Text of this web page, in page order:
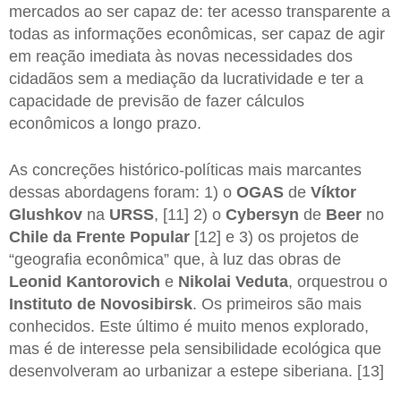
mercados ao ser capaz de: ter acesso transparente a
todas as informações econômicas, ser capaz de agir
em reação imediata às novas necessidades dos
cidadãos sem a mediação da lucratividade e ter a
capacidade de previsão de fazer cálculos
econômicos a longo prazo.
As concreções histórico-políticas mais marcantes
dessas abordagens foram: 1) o OGAS de Víktor
Glushkov na URSS, [11] 2) o Cybersyn de Beer no
Chile da Frente Popular [12] e 3) os projetos de
“geografia econômica” que, à luz das obras de
Leonid Kantorovich e Nikolai Veduta, orquestrou o
Instituto de Novosibirsk. Os primeiros são mais
conhecidos. Este último é muito menos explorado,
mas é de interesse pela sensibilidade ecológica que
desenvolveram ao urbanizar a estepe siberiana. [13]